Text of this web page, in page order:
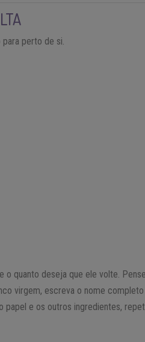
perto de si.
o quanto deseja que ele volte.
virgem, escreva o nome
papel e os outros ingredientes,